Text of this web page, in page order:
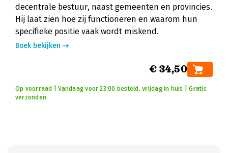
decentrale bestuur, naast gemeenten en provincies.
Hij laat zien hoe zij functioneren en waarom hun
specifieke positie vaak wordt miskend.
Boek bekijken
€ 34,50
Op voorraad | Vandaag voor 23:00 besteld, vrijdag in huis | Gratis
verzonden